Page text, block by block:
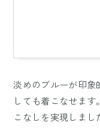
淡めのブルーが印象
しても着こなせま
こなしを実現しまし